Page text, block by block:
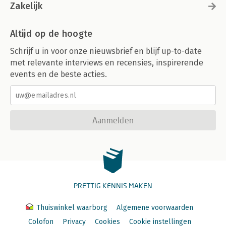
Zakelijk
Altijd op de hoogte
Schrijf u in voor onze nieuwsbrief en blijf up-to-date
met relevante interviews en recensies, inspirerende
events en de beste acties.
Aanmelden
PRETTIG KENNIS MAKEN
Thuiswinkel waarborg
Algemene voorwaarden
Colofon
Privacy Cookies Cookie instellingen